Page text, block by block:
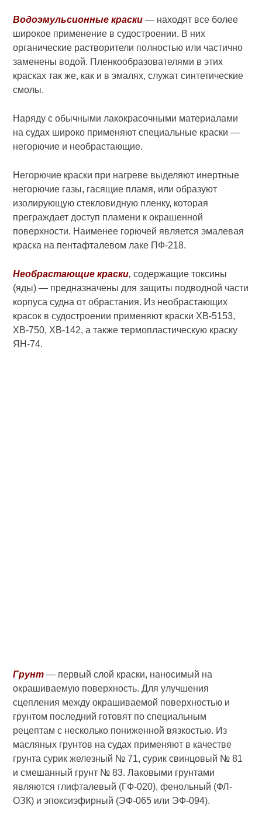
Водоэмульсионные краски — находят все более
широкое применение в су­достроении. В них
органические раст­ворители полностью или частично
заменены водой. Пленкообразователями в этих
красках так же, как и в эмалях, служат синтетические
смо­лы.
Наряду с обычными лакокрасочны­ми материалами
на судах широко применяют специальные краски —
негорючие и необрастающие.
Негорючие краски при нагреве вы­деляют инертные
негорючие газы, гасящие пламя, или образуют
изолирующую стекловидную пленку, кото­рая
преграждает доступ пламени к окрашенной
поверхности. Наименее горючей является эмалевая
краска на пентафталевом лаке ПФ-218.
Необрастающие краски, содержа­щие токсины
(яды) — предназначены для защиты подводной части
корпуса судна от обрастания. Из необрастаю­щих
красок в судостроении применя­ют краски ХВ-5153,
ХВ-750, ХВ-142, а также термопластическую краску
ЯН-74.
Грунт — первый слой краски, на­носимый на
окрашиваемую поверх­ность. Для улучшения
сцепления между окрашиваемой поверхностью и
грунтом последний готовят по специальным
рецептам с несколько пониженной вязкостью. Из
масляных грунтов на судах применяют в ка­честве
грунта сурик железный № 71, сурик свинцовый № 81
и смешанный грунт № 83. Лаковыми грунтами
являются глифталевый (ГФ-020), фенольный (ФЛ-
ОЗК) и эпоксиэфирный (ЭФ-065 или ЭФ-094).